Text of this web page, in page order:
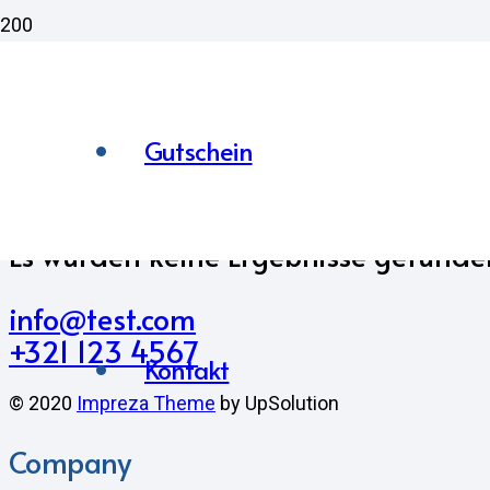
Gutschein
Kontakt
Es wurden keine Ergebnisse
info@test.com
+321 123 4567
© 2020 Impreza Theme by UpSolution
Company